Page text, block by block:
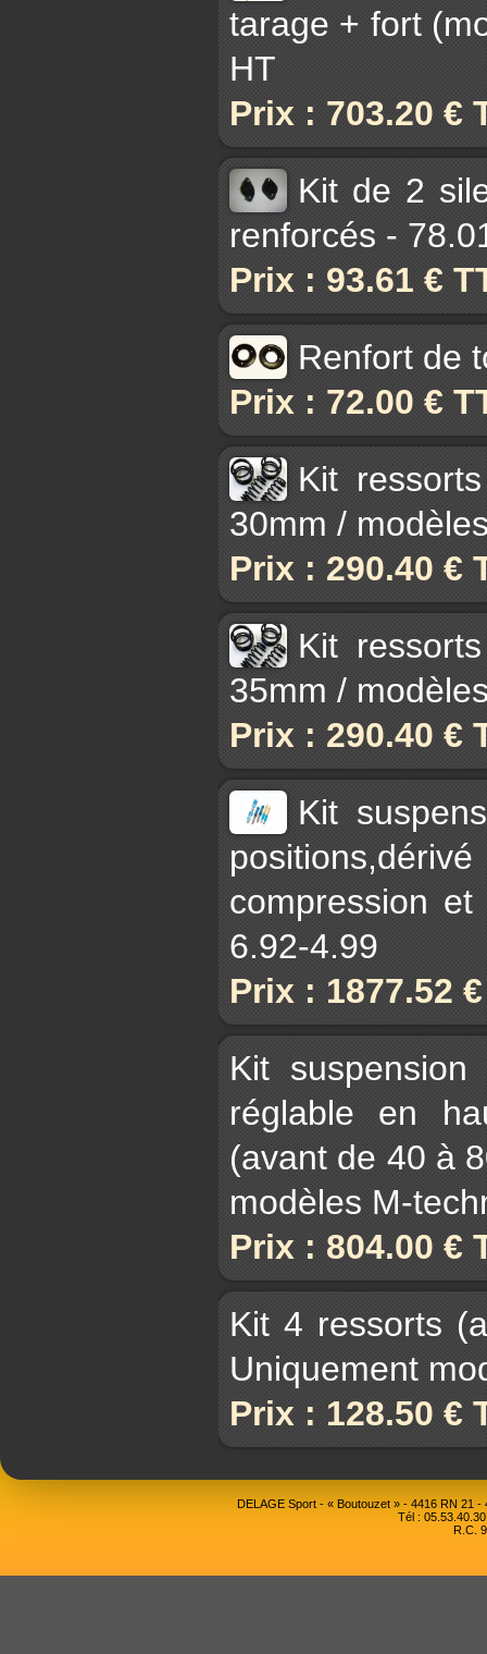
tarage + fort
HT
Prix : 703.20 €
Kit de 2
renforcés -
Prix : 93.61 €
Renfort de
Prix : 72.00 €
Kit
30mm /
Prix : 290.40 €
Kit
35mm /
Prix : 290.40 €
Kit
compression
6.92-4.99
Prix : 1877.52
Kit
réglable en
(avant de 40 à
modèles M-
Prix : 804.00 €
Kit 4 ressorts
Uniquement
Prix : 128.50 €
DELAGE Sport - « Boutouzet » - 4416 RN 21
Tél :
R.C.